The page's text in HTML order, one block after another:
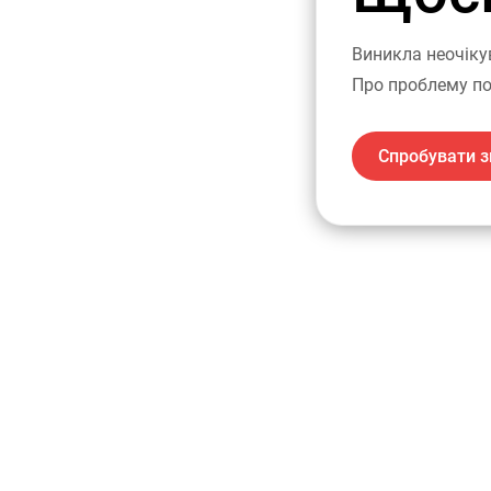
Виникла
Про проблему
Спробувати